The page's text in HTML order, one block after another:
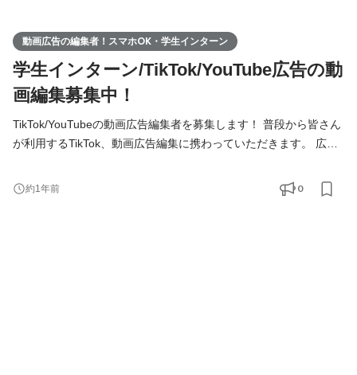
動画広告の編集者！スマホOK・学生インターン
学生インターン/TikTok/YouTube広告の動
画編集募集中！
TikTok/YouTubeの動画広告編集者を募集します！ 普段から皆さん
が利用するTikTok、動画広告編集に携わっていただきます。 広告
です。クリエイティブのデザインやコンテンツが広告の効果を左
右するといっても過言ではありません。ただ単に顧客の目にとま
約1年前 0